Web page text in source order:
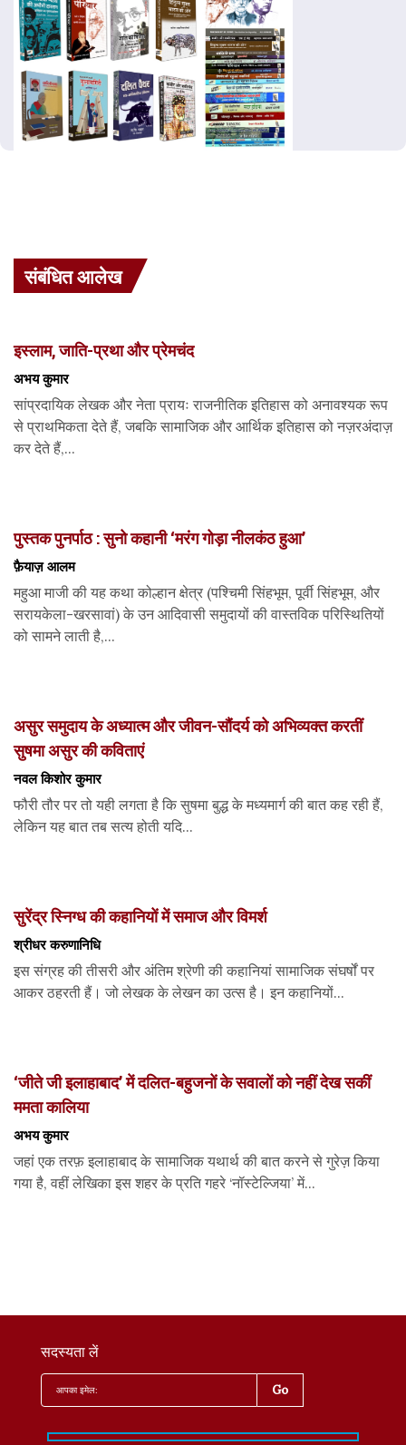
संबंधित आलेख
इस्लाम, जाति-प्रथा और प्रेमचंद
अभय कुमार
सांप्रदायिक लेखक और नेता प्रायः राजनीतिक इतिहास को अनावश्यक रूप
से प्राथमिकता देते हैं, जबकि सामाजिक और आर्थिक इतिहास को नज़रअंदाज़
कर देते हैं,...
पुस्तक पुनर्पाठ : सुनो कहानी ‘मरंग गोड़ा नीलकंठ हुआ’
फ़ैयाज़ आलम
महुआ माजी की यह कथा कोल्हान क्षेत्र (पश्चिमी सिंहभूम, पूर्वी सिंहभूम, और
सरायकेला-खरसावां) के उन आदिवासी समुदायों की वास्तविक परिस्थितियों
को सामने लाती है,...
असुर समुदाय के अध्यात्म और जीवन-सौंदर्य को अभिव्यक्त करतीं
सुषमा असुर की कविताएं
नवल किशोर कुमार
फौरी तौर पर तो यही लगता है कि सुषमा बुद्ध के मध्यमार्ग की बात कह रही हैं,
लेकिन यह बात तब सत्य होती यदि...
सुरेंद्र स्निग्ध की कहानियों में समाज और विमर्श
श्रीधर करुणानिधि
इस संग्रह की तीसरी और अंतिम श्रेणी की कहानियां सामाजिक संघर्षों पर
आकर ठहरती हैं। जो लेखक के लेखन का उत्स है। इन कहानियों...
‘जीते जी इलाहाबाद’ में दलित-बहुजनों के सवालों को नहीं देख सकीं
ममता कालिया
अभय कुमार
जहां एक तरफ़ इलाहाबाद के सामाजिक यथार्थ की बात करने से गुरेज़ किया
गया है, वहीं लेखिका इस शहर के प्रति गहरे ‘नॉस्टेल्जिया’ में...
सदस्यता लें